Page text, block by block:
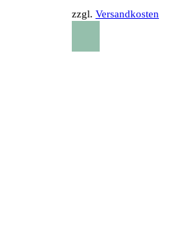
zzgl. Versandkosten